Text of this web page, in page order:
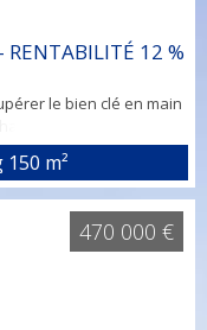
RENTABILITÉ 12 %
le bien clé en main
ameublement
de 2500 euros En
dans
0761136226
COLOCATION –
150 m²
470 000 €